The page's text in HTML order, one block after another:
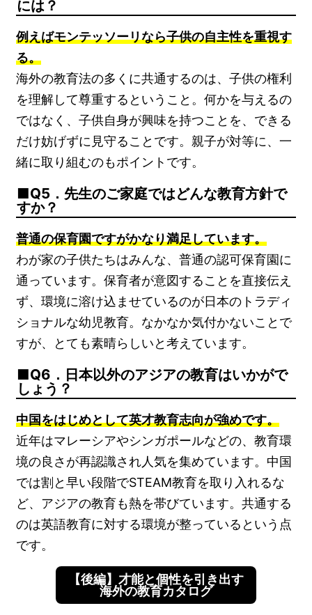
には？
例えばモンテッソーリなら子供の自主性を重視す
る。
海外の教育法の多くに共通するのは、子供の権利
を理解して尊重するということ。何かを与えるの
ではなく、子供自身が興味を持つことを、できる
だけ妨げずに見守ることです。親子が対等に、一
緒に取り組むのもポイントです。
Q5．先生のご家庭ではどんな教育方針で
すか？
普通の保育園ですがかなり満足しています。
わが家の子供たちはみんな、普通の認可保育園に
通っています。保育者が意図することを直接伝え
ず、環境に溶け込ませているのが日本のトラディ
ショナルな幼児教育。なかなか気付かないことで
すが、とても素晴らしいと考えています。
Q6．日本以外のアジアの教育はいかがで
しょう？
中国をはじめとして英才教育志向が強めです。
近年はマレーシアやシンガポールなどの、教育環
境の良さが再認識され人気を集めています。中国
では割と早い段階でSTEAM教育を取り入れるな
ど、アジアの教育も熱を帯びています。共通する
のは英語教育に対する環境が整っているという点
です。
【後編】才能と個性を引き出す
海外の教育カタログ